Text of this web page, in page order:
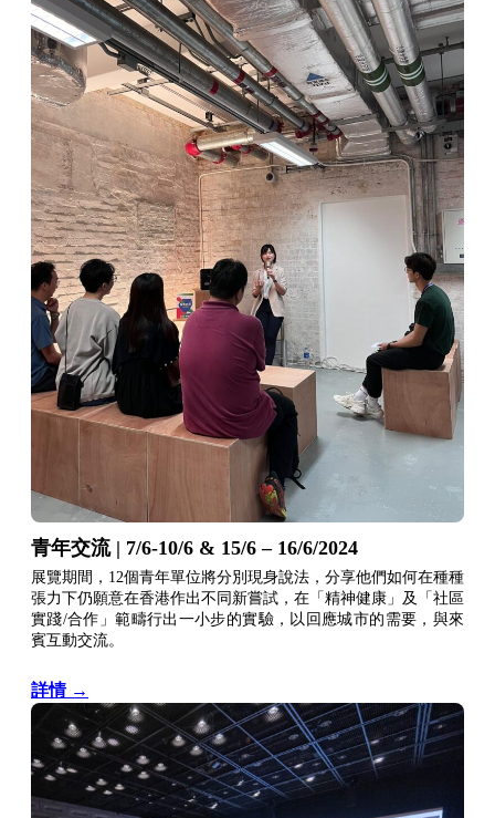
青年交流 | 7/6-10/6 & 15/6 – 16/6/2024
展覽期間，12個青年單位將分別現身說法，分享他們如何在種種
張力下仍願意在香港作出不同新嘗試，在「精神健康」及「社區
實踐/合作」範疇行出一小步的實驗，以回應城市的需要，與來
賓互動交流。
詳情 →